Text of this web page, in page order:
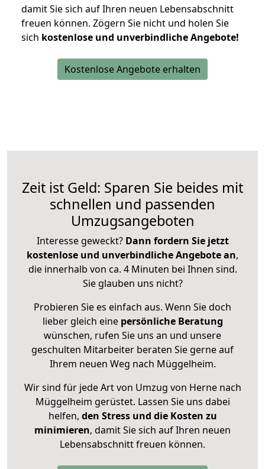
damit Sie sich auf Ihren neuen Lebensabschnitt
freuen können. Zögern Sie nicht und holen Sie
sich kostenlose und unverbindliche Angebote!
Kostenlose Angebote erhalten
Zeit ist Geld: Sparen Sie beides mit
schnellen und passenden
Umzugsangeboten
Interesse geweckt? Dann fordern Sie jetzt
kostenlose und unverbindliche Angebote an,
die innerhalb von ca. 4 Minuten bei Ihnen sind.
Sie glauben uns nicht?
Probieren Sie es einfach aus. Wenn Sie doch
lieber gleich eine persönliche Beratung
wünschen, rufen Sie uns an und unsere
geschulten Mitarbeiter beraten Sie gerne auf
Ihrem neuen Weg nach Müggelheim.
Wir sind für jede Art von Umzug von Herne nach
Müggelheim gerüstet. Lassen Sie uns dabei
helfen, den Stress und die Kosten zu
minimieren, damit Sie sich auf Ihren neuen
Lebensabschnitt freuen können.